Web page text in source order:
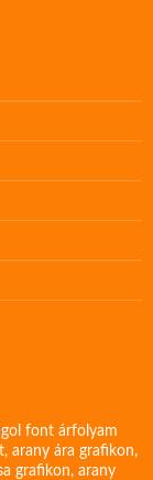
font árfolyam
, arany ára grafikon,
grafikon, arany